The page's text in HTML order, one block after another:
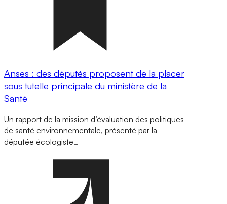
Anses : des députés proposent de la placer
sous tutelle principale du ministère de la
Santé
Un rapport de la mission d’évaluation des politiques
de santé environnementale, présenté par la
députée écologiste…